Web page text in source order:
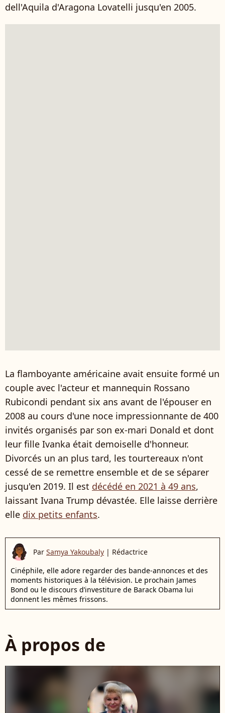
dell'Aquila d'Aragona Lovatelli jusqu'en 2005.
La flamboyante américaine avait ensuite formé un
couple avec l'acteur et mannequin Rossano
Rubicondi pendant six ans avant de l'épouser en
2008 au cours d'une noce impressionnante de 400
invités organisés par son ex-mari Donald et dont
leur fille Ivanka était demoiselle d'honneur.
Divorcés un an plus tard, les tourtereaux n'ont
cessé de se remettre ensemble et de se séparer
jusqu'en 2019. Il est décédé en 2021 à 49 ans,
laissant Ivana Trump dévastée. Elle laisse derrière
elle dix petits enfants.
Par Samya Yakoubaly | Rédactrice
Cinéphile, elle adore regarder des bande-annonces et des
moments historiques à la télévision. Le prochain James
Bond ou le discours d’investiture de Barack Obama lui
donnent les mêmes frissons.
À propos de